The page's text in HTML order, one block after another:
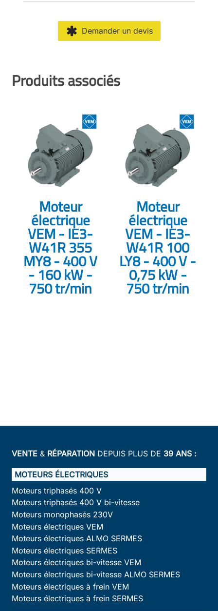
Demander un devis
Produits associés
Moteur
électrique
VEM - IE3-
W41R 355
MY8 - 400 V
- 160 kW -
750 tr/min
Moteur
électrique
VEM - IE3-
W41R 100
LY8 - 400 V -
0,75 kW -
750 tr/min
VENTE & RÉPARATION DEPUIS PLUS DE 39 ANS :
MOTEURS ÉLECTRIQUES
Moteurs triphasés 400 V
Moteurs triphasés 400 V bi-vitesse
Moteurs monophasés 230V
Moteurs électriques VEM
Moteurs électriques ALMO SERMES
Moteurs électriques SERMES
Moteurs électriques bi-vitesse VEM
Moteurs électriques bi-vitesse ALMO SERMES
Moteurs électriques à frein VEM
Moteurs électriques à frein SERMES